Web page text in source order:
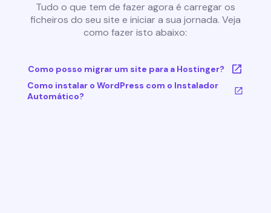
Tudo o que tem de fazer agora é carregar os
ficheiros do seu site e iniciar a sua jornada. Veja
como fazer isto abaixo:
Como posso migrar um site para a Hostinger?
Como instalar o WordPress com o Instalador
Automático?